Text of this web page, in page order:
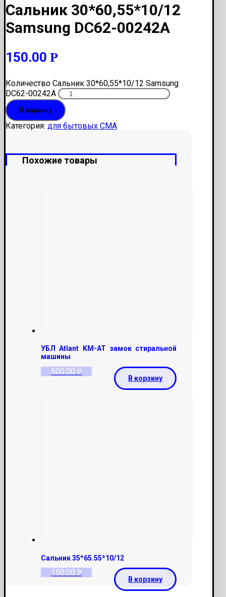
Сальник 30*60,55*10/12
Samsung DC62-00242A
150.00 Р
Количество Сальник 30*60,55*10/12 Samsung
DC62-00242A
В корзину
Категория: для бытовых СМА
Похожие товары
УБЛ Atlant KM-AT замок стиральной
машины
500.00 Р
В корзину
Сальник 35*65.55*10/12
150.00 Р
В корзину